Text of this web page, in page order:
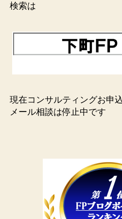
検索は
現在コンサルティングお申
メール相談は停止中です